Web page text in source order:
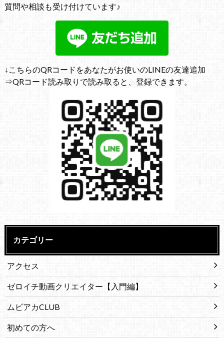
質問や相談も受け付けています♪
↓こちらのQRコードをあなたがお使いのLINEの友達追加
⇒QRコード読み取りで読み取ると、登録できます。
カテゴリー
アクセス
ゼロイチ動画クリエイター【入門編】
ムビアカCLUB
初めての方へ